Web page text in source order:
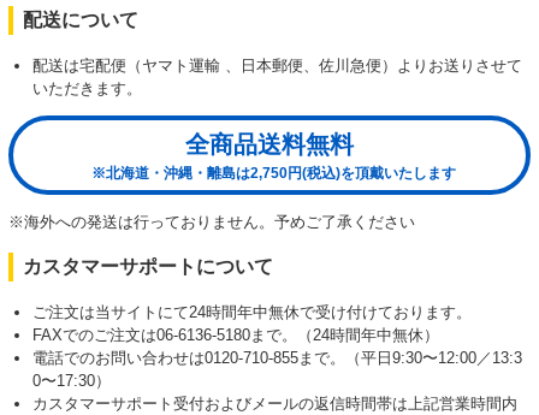
配送について
配送は宅配便（ヤマト運輸 、日本郵便、佐川急便）よりお送りさせて
いただきます。
全商品送料無料
※北海道・沖縄・離島は2,750円(税込)を頂戴いたします
※海外への発送は行っておりません。予めご了承ください
カスタマーサポートについて
ご注文は当サイトにて24時間年中無休で受け付けております。
FAXでのご注文は06-6136-5180まで。（24時間年中無休）
電話でのお問い合わせは0120-710-855まで。（平日9:30〜12:00／13:3
0〜17:30）
カスタマーサポート受付およびメールの返信時間帯は上記営業時間内